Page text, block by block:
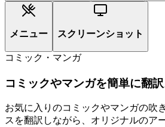
メニュー スクリーンショット
コミック・マンガ
コミックやマンガを簡単に翻訳
お気に入りのコミックやマンガの吹
スを翻訳しながら、オリジナルのア